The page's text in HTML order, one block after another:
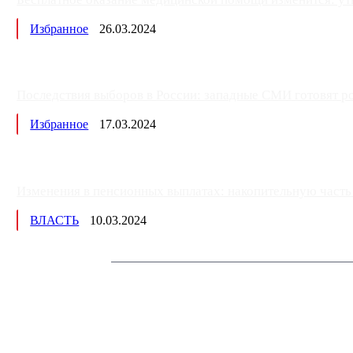
Избранное 26.03.2024
Избранное 17.03.2024
ВЛАСТЬ 10.03.2024